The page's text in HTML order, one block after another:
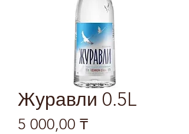
Журавли 0.5L
5 000,00 ₸Цена